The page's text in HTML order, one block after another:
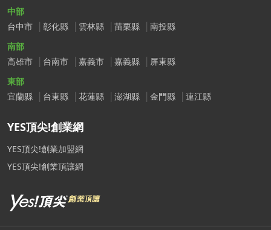
中部
台中市
彰化縣 雲林縣 苗栗縣
南投縣
南部
高雄市
台南市 嘉義市 嘉義縣
屏東縣
東部
宜蘭縣
台東縣 花蓮縣 澎湖縣 金門縣 連江縣
YES頂尖!創業網
YES頂尖!創業加盟網
YES頂尖!創業頂讓網